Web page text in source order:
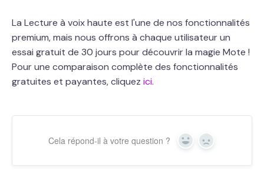
La Lecture à voix haute est l'une de nos fonctionnalités
premium, mais nous offrons à chaque utilisateur un
essai gratuit de 30 jours pour découvrir la magie Mote !
Pour une comparaison complète des fonctionnalités
gratuites et payantes, cliquez ici.
Cela répond-il à votre question ? Yes No